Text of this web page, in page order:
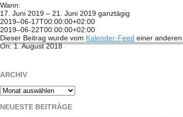
Wann:
17. Juni 2019 – 21. Juni 2019 ganz­tä­gig
2019–06-17T00:00:00+02:00
2019–06-22T00:00:00+02:00
Die­ser Bei­trag wurde vom Kalen­der-Feed einer ande­ren
2018-
On: 1. August 2018
ARCHIV
Archiv
NEU­ESTE BEITRÄGE